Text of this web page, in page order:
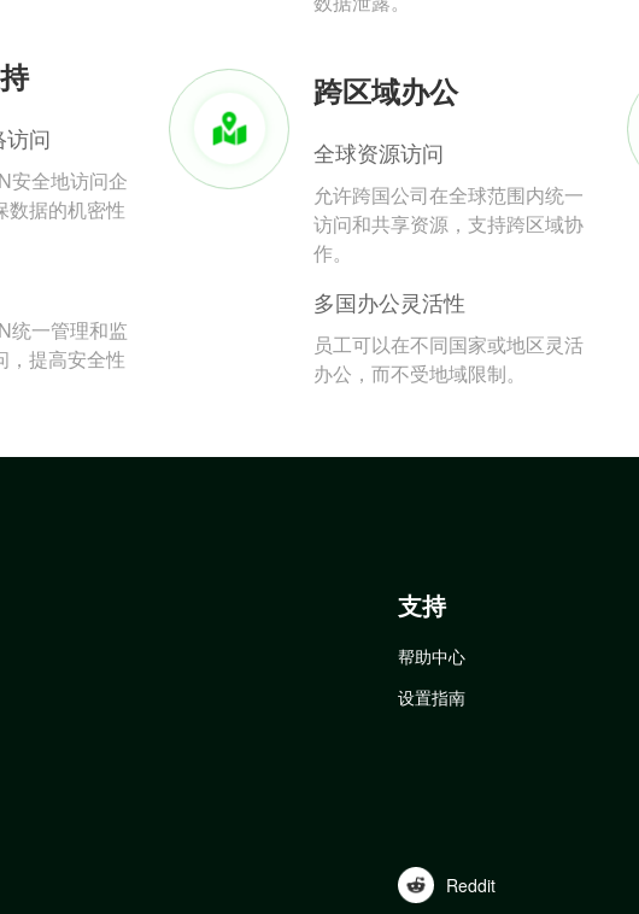
访问
安全地访问企
数据的机密性
统一管理和监
，提高安全性
跨区域办公
全球资源访问
允许跨国公司在全球范围内统一
访问和共享资源，支持跨区域协
作。
多国办公灵活性
员工可以在不同国家或地区灵活
办公，而不受地域限制。
支持
帮助中心
设置指南
Reddit